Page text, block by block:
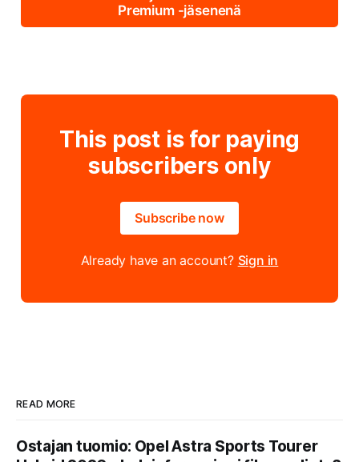
Premium -jäsenenä
This post is for paying
subscribers only
Subscribe now
Already have an account? Sign in
READ MORE
Ostajan tuomio: Opel Astra Sports Tourer